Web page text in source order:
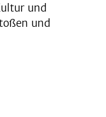
und
und